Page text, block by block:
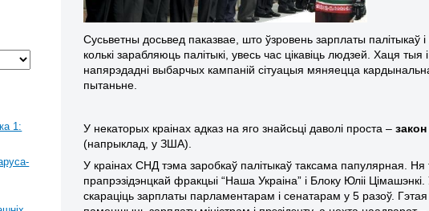
Сусьветны досьвед паказвае, што ўзровень зарплаты палітыкаў
колькі зарабляюць палітыкі, увесь час цікавіць людзей. Хаця
напярэдадні выбарчых кампаній сітуацыя мяняецца
пытаньне.
У некаторых краінах адказ на яго знайсьці даволі проста –
(напрыклад, у ЗША).
У краінах СНД тэма заробкаў палітыкаў таксама папулярная. Ня
прапрэзідэнцкай фракцыі “Наша Украіна” і Блоку Юліі
скараціць зарплаты парламентарам і сенатарам у 5 разоў.
1: